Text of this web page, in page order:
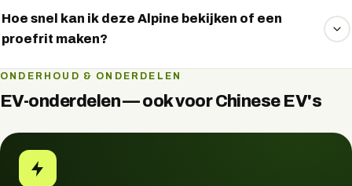
huidige auto en u ontvangt een vrijblijvende inruilindicatie.
Hoe snel kan ik deze Alpine bekijken of een
proefrit maken?
Vaak op korte termijn. Vraag via WhatsApp naar de
beschikbaarheid en plan direct een bezichtiging of
ONDERHOUD & ONDERDELEN
EV-onderdelen — ook voor Chinese EV's